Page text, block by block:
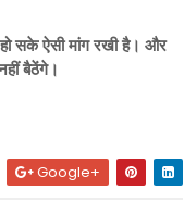
सके ऐसी मांग रखी है। और
बैठेंगे।
Google+